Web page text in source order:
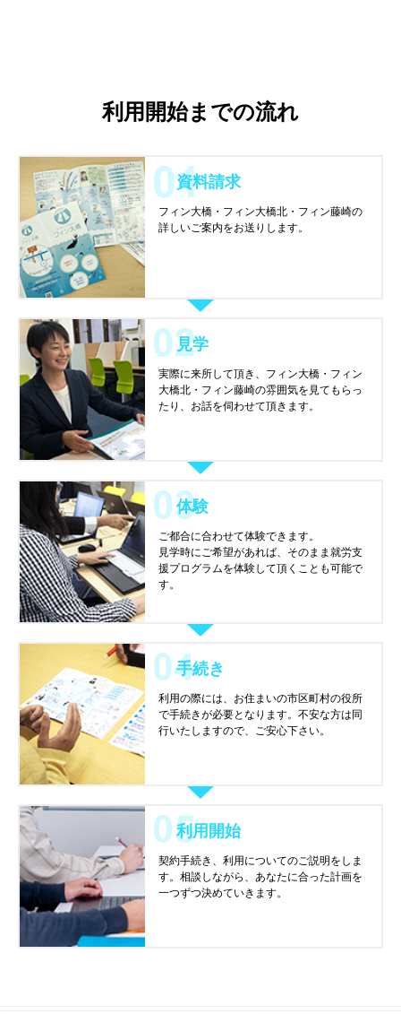
利用開始までの流れ
資料請求
フィン大橋・フィン大橋北・フィン藤崎の
詳しいご案内をお送りします。
見学
実際に来所して頂き、フィン大橋・フィン
大橋北・フィン藤崎の雰囲気を見てもらっ
たり、お話を伺わせて頂きます。
体験
ご都合に合わせて体験できます。
見学時にご希望があれば、そのまま就労支
援プログラムを体験して頂くことも可能で
す。
手続き
利用の際には、お住まいの市区町村の役所
で手続きが必要となります。不安な方は同
行いたしますので、ご安心下さい。
利用開始
契約手続き、利用についてのご説明をしま
す。相談しながら、あなたに合った計画を
一つずつ決めていきます。